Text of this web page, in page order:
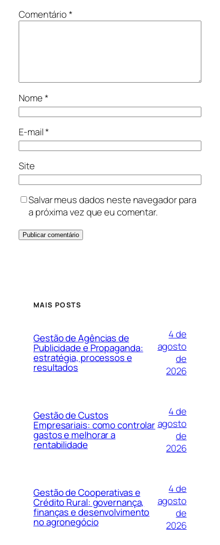
Comentário*
Nome*
E-mail*
Site
Salvar meus dados neste navegador para
a próxima vez que eu comentar.
MAIS POSTS
Gestão de Agências de
Publicidade e Propaganda:
estratégia, processos e
resultados
4 de
agosto
de
2026
Gestão de Custos
Empresariais: como controlar
gastos e melhorar a
rentabilidade
4 de
agosto
de
2026
Gestão de Cooperativas e
Crédito Rural: governança,
finanças e desenvolvimento
no agronegócio
4 de
agosto
de
2026